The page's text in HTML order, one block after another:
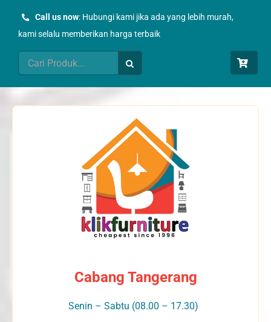
Call us now: Hubungi kami jika ada yang lebih murah,
kami selalu memberikan harga terbaik
Search
for:
Cabang Tangerang
Senin – Sabtu (08.00 – 17.30)